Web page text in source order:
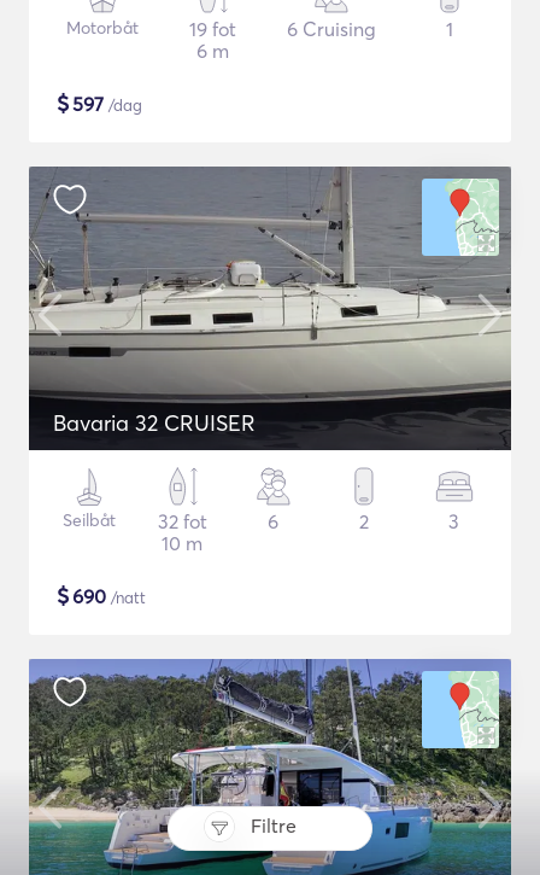
Filtre
Motorbåt
19 fot
6 m
6 Cruising 1
$597 /dag
Bavaria 32 CRUISER
Seilbåt
32 fot
10 m
6 2 3
$690 /natt